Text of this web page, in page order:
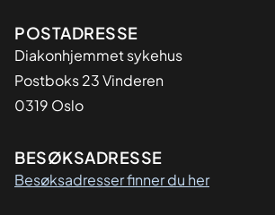
Adresse
POSTADRESSE
Diakonhjemmet sykehus
Postboks 23 Vinderen
0319 Oslo
BESØKSADRESSE
Besøksadresser finner du her